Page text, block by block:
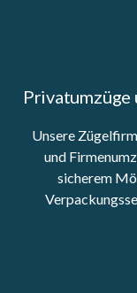
Privatumzüge
Unsere
und
sicherem